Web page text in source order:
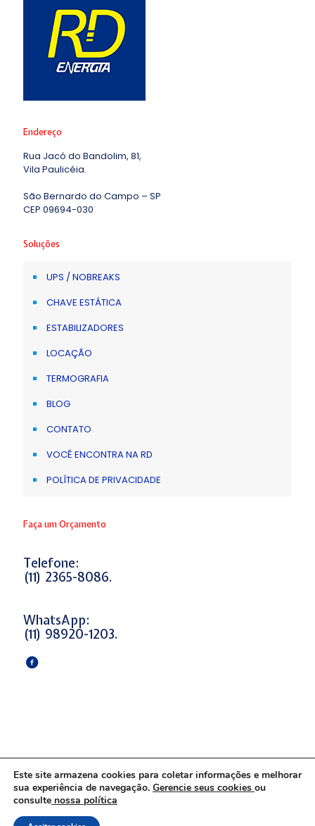
Endereço
Rua Jacó do Bandolim, 81,
Vila Paulicéia.
São Bernardo do Campo – SP
CEP 09694-030
Soluções
UPS / NOBREAKS
CHAVE ESTÁTICA
ESTABILIZADORES
LOCAÇÃO
TERMOGRAFIA
BLOG
CONTATO
VOCÊ ENCONTRA NA RD
POLÍTICA DE PRIVACIDADE
Faça um Orçamento
Telefone:
(11) 2365-8086.
WhatsApp:
(11) 98920-1203.
© 2025 RD Energia. Todos os Direitos Reservados. Criado
poragência de marketing blomer
Este site armazena cookies para coletar informações e melhorar
sua experiência de navegação. Gerencie seus cookies ou
consulte nossa política